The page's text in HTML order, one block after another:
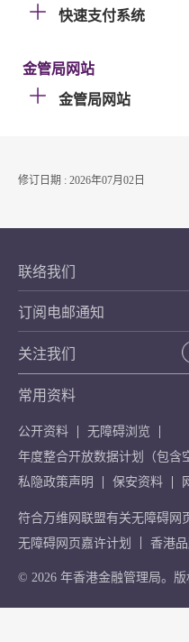
快速支付系统
金管局网站
金管局网站
修订日期 : 2026年07月02日
联络我们
订阅电邮通知
关注我们
常用资料
公开资料
无障碍浏览
年度整合开放数据计划（包含
私隐政策声明
保安资料
符合万维网联盟有关无障碍网
无障碍网页嘉许计划
香港
© 2026 年香港金融管理局。版